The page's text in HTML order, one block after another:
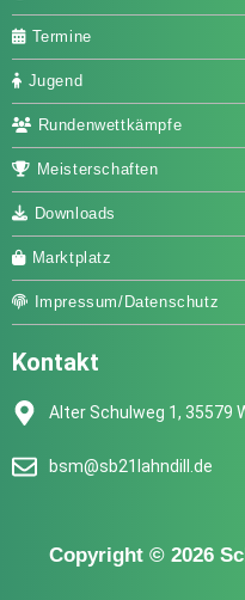
Termine
Jugend
Rundenwettkämpfe
Meisterschaften
Downloads
Marktplatz
Impressum/Datenschutz
Kontakt
Alter Schulweg 1, 35579
bsm@sb21lahndill.de
Copyright © 2026